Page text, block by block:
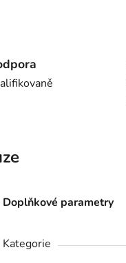
Doplňkové parametry
Kategorie